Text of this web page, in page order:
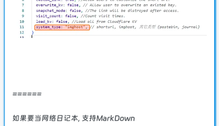
======
如果要当网络日记本, 支持MarkDown